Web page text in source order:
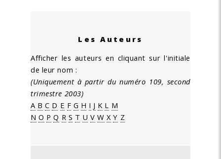
Les Auteurs
Afficher les auteurs en cliquant sur l'initiale
de leur nom :
(Uniquement à partir du numéro 109, second
trimestre 2003)
A B C D E F G H I J K L M
N O P Q R S T U V W X Y Z